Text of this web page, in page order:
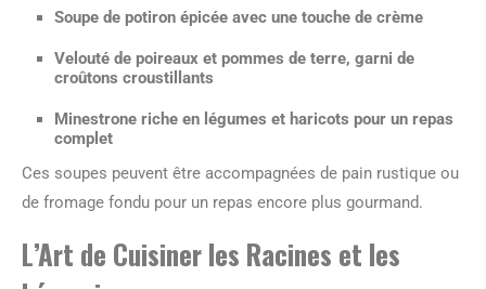
Soupe de potiron épicée avec une touche de crème
Velouté de poireaux et pommes de terre, garni de
croûtons croustillants
Minestrone riche en légumes et haricots pour un repas
complet
Ces soupes peuvent être accompagnées de pain rustique ou
de fromage fondu pour un repas encore plus gourmand.
L’Art de Cuisiner les Racines et les